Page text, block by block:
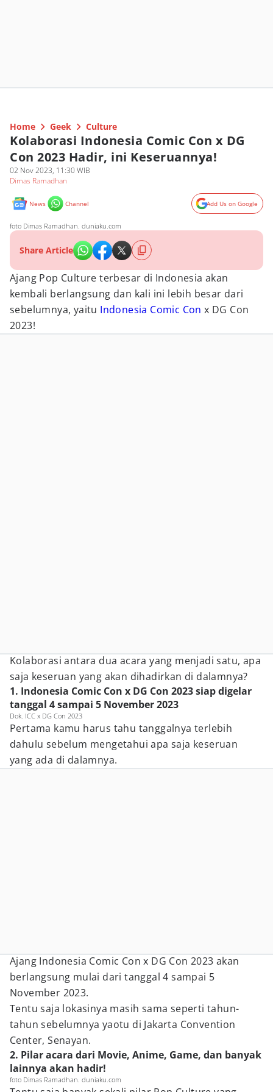
Home Geek Culture
Kolaborasi Indonesia Comic Con x DG
Con 2023 Hadir, ini Keseruannya!
02 Nov 2023, 11:30 WIB
Dimas Ramadhan
News Channel Add Us on Google
foto Dimas Ramadhan. duniaku.com
Share Article
Ajang Pop Culture terbesar di Indonesia akan
kembali berlangsung dan kali ini lebih besar dari
sebelumnya, yaitu Indonesia Comic Con x DG Con
2023!
Kolaborasi antara dua acara yang menjadi satu, apa
saja keseruan yang akan dihadirkan di dalamnya?
1. Indonesia Comic Con x DG Con 2023 siap digelar
tanggal 4 sampai 5 November 2023
Dok. ICC x DG Con 2023
Pertama kamu harus tahu tanggalnya terlebih
dahulu sebelum mengetahui apa saja keseruan
yang ada di dalamnya.
Ajang Indonesia Comic Con x DG Con 2023 akan
berlangsung mulai dari tanggal 4 sampai 5
November 2023.
Tentu saja lokasinya masih sama seperti tahun-
tahun sebelumnya yaotu di Jakarta Convention
Center, Senayan.
2. Pilar acara dari Movie, Anime, Game, dan banyak
lainnya akan hadir!
foto Dimas Ramadhan. duniaku.com